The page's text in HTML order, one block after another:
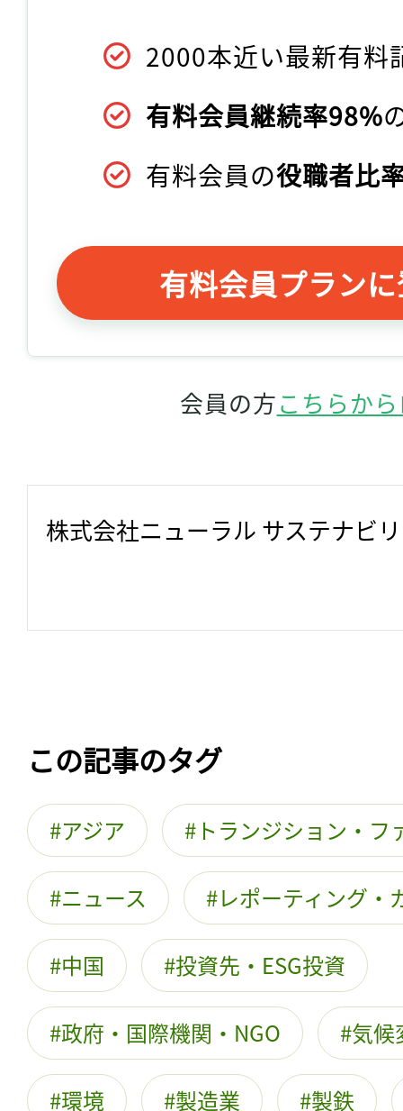
2000本近い最新有料
有料会員継続率98%
有料会員の役職者比
有料会員プラン
会員の方こちらか
株式会社ニューラル サステナビ
この記事のタグ
アジア トランジション・フ
ニュース レポーティング・
中国 投資先・ESG投資
政府・国際機関・NGO 気候
環境 製造業 製鉄